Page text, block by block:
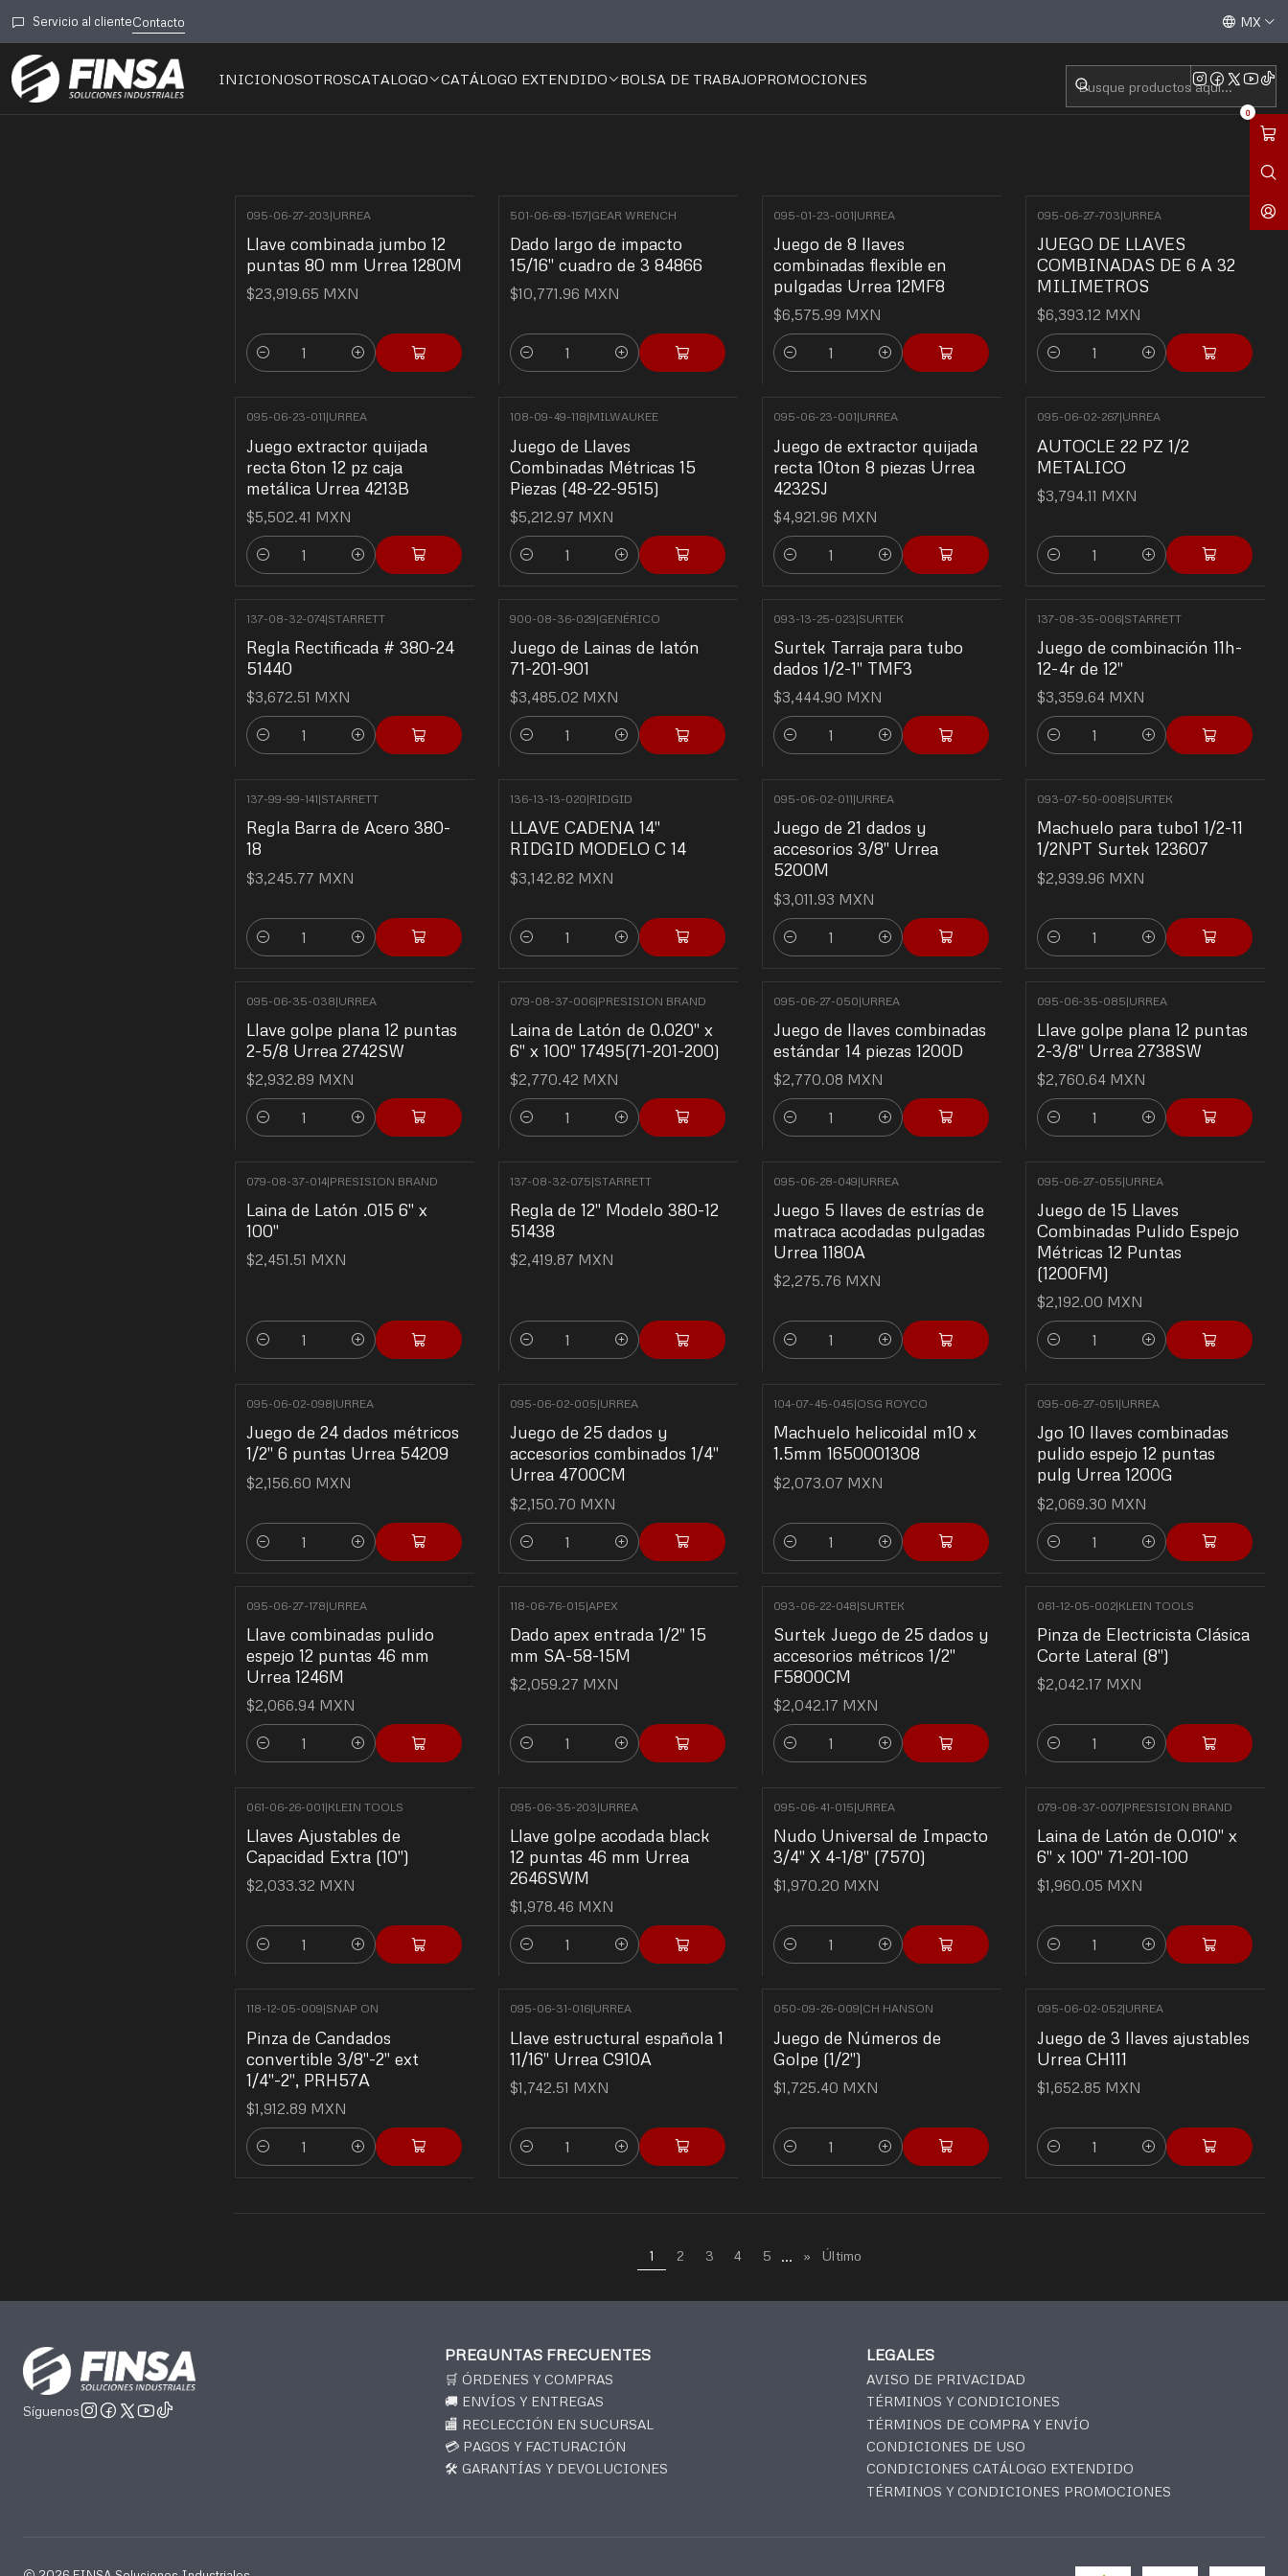
INICIONOSOTROSCATALOGO CATÁLOGO EXTENDIDO BOLSA DE TRABAJOPROMOCIONES
0
Servicio al clienteContacto Aceptamos todas las tarjetas de crédito / débito y
MX
Herramienta Manual
095-06-27-203|URREA
Llave combinada jumbo 12
puntas 80 mm Urrea 1280M
$23,919.65 MXN
Cantidad
501-06-69-157|GEAR WRENCH
Dado largo de impacto
15/16" cuadro de 3 84866
$10,771.96 MXN
Cantidad
095-01-23-001|URREA
Juego de 8 llaves
combinadas flexible en
pulgadas Urrea 12MF8
$6,575.99 MXN
Cantidad
095-06-27-703|URREA
JUEGO DE LLAVES
COMBINADAS DE 6 A 32
MILIMETROS
$6,393.12 MXN
Cantidad
095-06-23-011|URREA
Juego extractor quijada
recta 6ton 12 pz caja
metálica Urrea 4213B
$5,502.41 MXN
Cantidad
108-09-49-118|MILWAUKEE
Juego de Llaves
Combinadas Métricas 15
Piezas (48-22-9515)
$5,212.97 MXN
Cantidad
095-06-23-001|URREA
Juego de extractor quijada
recta 10ton 8 piezas Urrea
4232SJ
$4,921.96 MXN
Cantidad
095-06-02-267|URREA
AUTOCLE 22 PZ 1/2
METALICO
$3,794.11 MXN
Cantidad
137-08-32-074|STARRETT
Regla Rectificada # 380-24
51440
$3,672.51 MXN
Cantidad
900-08-36-029|GENÉRICO
Juego de Lainas de latón
71-201-901
$3,485.02 MXN
Cantidad
093-13-25-023|SURTEK
Surtek Tarraja para tubo
dados 1/2-1" TMF3
$3,444.90 MXN
Cantidad
137-08-35-006|STARRETT
Juego de combinación 11h-
12-4r de 12"
$3,359.64 MXN
Cantidad
137-99-99-141|STARRETT
Regla Barra de Acero 380-
18
$3,245.77 MXN
Cantidad
136-13-13-020|RIDGID
LLAVE CADENA 14"
RIDGID MODELO C 14
$3,142.82 MXN
Cantidad
095-06-02-011|URREA
Juego de 21 dados y
accesorios 3/8" Urrea
5200M
$3,011.93 MXN
Cantidad
093-07-50-008|SURTEK
Machuelo para tubo1 1/2-11
1/2NPT Surtek 123607
$2,939.96 MXN
Cantidad
095-06-35-038|URREA
Llave golpe plana 12 puntas
2-5/8 Urrea 2742SW
$2,932.89 MXN
Cantidad
079-08-37-006|PRESISION BRAND
Laina de Latón de 0.020" x
6" x 100" 17495(71-201-200)
$2,770.42 MXN
Cantidad
095-06-27-050|URREA
Juego de llaves combinadas
estándar 14 piezas 1200D
$2,770.08 MXN
Cantidad
095-06-35-085|URREA
Llave golpe plana 12 puntas
2-3/8" Urrea 2738SW
$2,760.64 MXN
Cantidad
079-08-37-014|PRESISION BRAND
Laina de Latón .015 6" x
100"
$2,451.51 MXN
Cantidad
137-08-32-075|STARRETT
Regla de 12" Modelo 380-12
51438
$2,419.87 MXN
Cantidad
095-06-28-049|URREA
Juego 5 llaves de estrías de
matraca acodadas pulgadas
Urrea 1180A
$2,275.76 MXN
Cantidad
095-06-27-055|URREA
Juego de 15 Llaves
Combinadas Pulido Espejo
Métricas 12 Puntas
(1200FM)
$2,192.00 MXN
Cantidad
095-06-02-098|URREA
Juego de 24 dados métricos
1/2" 6 puntas Urrea 54209
$2,156.60 MXN
Cantidad
095-06-02-005|URREA
Juego de 25 dados y
accesorios combinados 1/4"
Urrea 4700CM
$2,150.70 MXN
Cantidad
104-07-45-045|OSG ROYCO
Machuelo helicoidal m10 x
1.5mm 1650001308
$2,073.07 MXN
Cantidad
095-06-27-051|URREA
Jgo 10 llaves combinadas
pulido espejo 12 puntas
pulg Urrea 1200G
$2,069.30 MXN
Cantidad
095-06-27-178|URREA
Llave combinadas pulido
espejo 12 puntas 46 mm
Urrea 1246M
$2,066.94 MXN
Cantidad
118-06-76-015|APEX
Dado apex entrada 1/2" 15
mm SA-58-15M
$2,059.27 MXN
Cantidad
093-06-22-048|SURTEK
Surtek Juego de 25 dados y
accesorios métricos 1/2"
F5800CM
$2,042.17 MXN
Cantidad
061-12-05-002|KLEIN TOOLS
Pinza de Electricista Clásica
Corte Lateral (8")
$2,042.17 MXN
Cantidad
061-06-26-001|KLEIN TOOLS
Llaves Ajustables de
Capacidad Extra (10")
$2,033.32 MXN
Cantidad
095-06-35-203|URREA
Llave golpe acodada black
12 puntas 46 mm Urrea
2646SWM
$1,978.46 MXN
Cantidad
095-06-41-015|URREA
Nudo Universal de Impacto
3/4" X 4-1/8" (7570)
$1,970.20 MXN
Cantidad
079-08-37-007|PRESISION BRAND
Laina de Latón de 0.010" x
6" x 100" 71-201-100
$1,960.05 MXN
Cantidad
118-12-05-009|SNAP ON
Pinza de Candados
convertible 3/8"-2" ext
1/4"-2", PRH57A
$1,912.89 MXN
Cantidad
095-06-31-016|URREA
Llave estructural española 1
11/16" Urrea C910A
$1,742.51 MXN
Cantidad
050-09-26-009|CH HANSON
Juego de Números de
Golpe (1/2")
$1,725.40 MXN
Cantidad
095-06-02-052|URREA
Juego de 3 llaves ajustables
Urrea CH111
$1,652.85 MXN
Cantidad
1 2 3 4 5 ... » Último
Síguenos
PREGUNTAS FRECUENTES
🛒 ÓRDENES Y COMPRAS
🚚 ENVÍOS Y ENTREGAS
🏬 RECLECCIÓN EN SUCURSAL
💳 PAGOS Y FACTURACIÓN
🛠️ GARANTÍAS Y DEVOLUCIONES
LEGALES
AVISO DE PRIVACIDAD
TÉRMINOS Y CONDICIONES
TÉRMINOS DE COMPRA Y ENVÍO
CONDICIONES DE USO
CONDICIONES CATÁLOGO EXTENDIDO
TÉRMINOS Y CONDICIONES PROMOCIONES